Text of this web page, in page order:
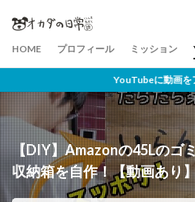
HOME プロフィール ミッション
に動画をアップしています！ フォロー
【DIY】Amazonの45Lのゴ
収納箱を自作！【動画あり